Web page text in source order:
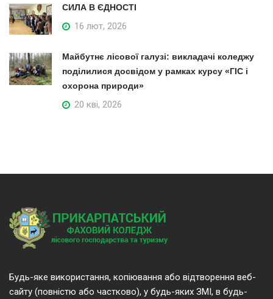
СИЛА В ЄДНОСТІ
16 лют, 2026
Майбутнє лісової галузі: викладачі коледжу
поділилися досвідом у рамках курсу «ГІС і
охорона природи»
20 кві, 2026
Будь-яке використання, копіювання або відтворення веб-
сайту (повністю або частково), у будь-яких ЗМІ, в будь-